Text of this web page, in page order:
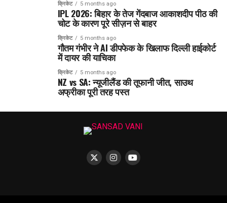
क्रिकेट 5 months ago
IPL 2026: बिहार के तेज गेंदबाज आकाशदीप पीठ की
चोट के कारण पूरे सीज़न से बाहर
क्रिकेट 5 months ago
गौतम गंभीर ने AI डीपफेक के खिलाफ दिल्ली हाईकोर्ट
में दायर की याचिका
क्रिकेट 5 months ago
NZ vs SA: न्यूजीलैंड की तूफानी जीत, साउथ
अफ्रीका पूरी तरह पस्त